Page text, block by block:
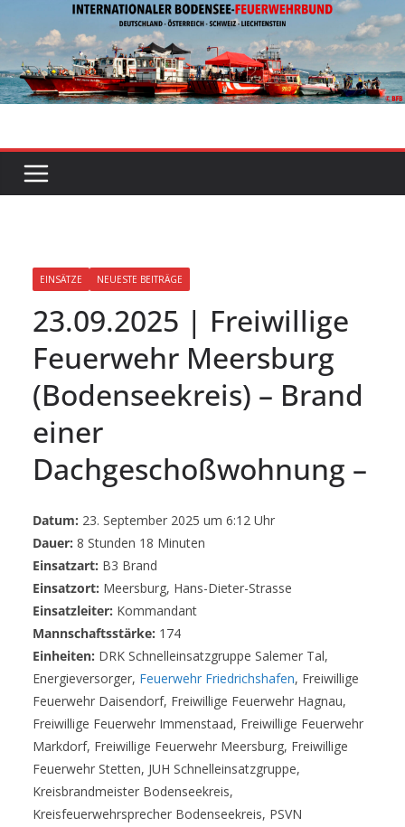
Inhalt
springen
EINSÄTZE NEUESTE BEITRÄGE
23.09.2025 | Freiwillige
Feuerwehr Meersburg
(Bodenseekreis) – Brand
einer
Dachgeschoßwohnung –
Datum: 23. September 2025 um 6:12 Uhr
Dauer: 8 Stunden 18 Minuten
Einsatzart: B3 Brand
Einsatzort: Meersburg, Hans-Dieter-Strasse
Einsatzleiter: Kommandant
Mannschaftsstärke: 174
Einheiten: DRK Schnelleinsatzgruppe Salemer Tal,
Energieversorger, Feuerwehr Friedrichshafen, Freiwillige
Feuerwehr Daisendorf, Freiwillige Feuerwehr Hagnau,
Freiwillige Feuerwehr Immenstaad, Freiwillige Feuerwehr
Markdorf, Freiwillige Feuerwehr Meersburg, Freiwillige
Feuerwehr Stetten, JUH Schnelleinsatzgruppe,
Kreisbrandmeister Bodenseekreis,
Kreisfeuerwehrsprecher Bodenseekreis, PSVN